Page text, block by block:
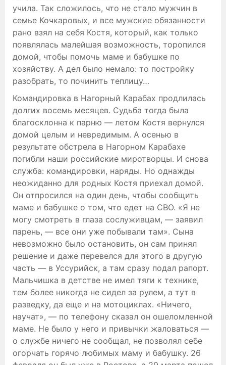
учила. Так сложилось, что не стало мужчин в
семье Кочкаровых, и все мужские обязанности
рано взял на себя Костя, который, как только
появлялась малейшая возможность, торопился
домой, чтобы помочь маме и бабушке по
хозяйству. А дел было немало: то постройку
разобрать, то починить теплицу…
Командировка в Нагорный Карабах продлилась
долгих восемь месяцев. Судьба тогда была
благосклонна к парню — летом Костя вернулся
домой целым и невредимым. А осенью в
результате обстрела в Нагорном Карабахе
погибли наши российские миротворцы. И снова
служба: командировки, наряды. Но однажды
неожиданно для родных Костя приехал домой.
Он отпросился на один день, чтобы сообщить
маме и бабушке о том, что едет на СВО. «Я не
могу смотреть в глаза сослуживцам, — заявил
парень, — все они уже побывали там». Сына
невозможно было остановить, он сам принял
решение и даже перевелся для этого в другую
часть — в Уссурийск, а там сразу подал рапорт.
Мальчишка в детстве не имел тяги к технике,
тем более никогда не сидел за рулем, а тут в
разведку, да еще и на мотоциклах. «Ничего,
научат», — по телефону сказал он ошеломленной
маме. Не было у него и привычки жаловаться —
о службе ничего не сообщал, не позволял себе
огорчать горячо любимых маму и бабушку. 26